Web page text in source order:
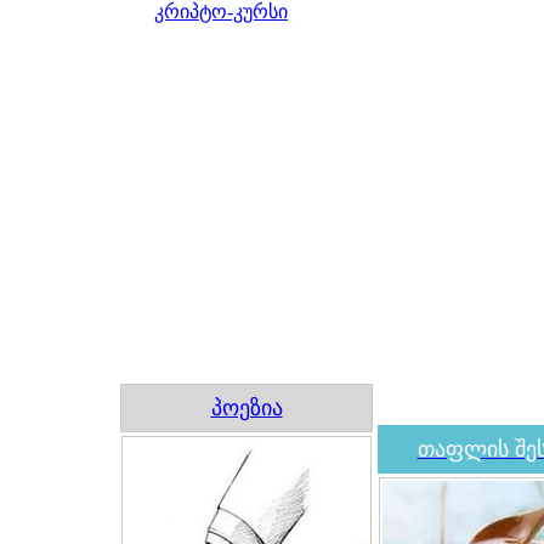
კრიპტო-კურსი
პოეზია
თაფლის